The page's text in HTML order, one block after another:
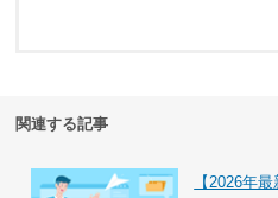
関連する記事
【2026年